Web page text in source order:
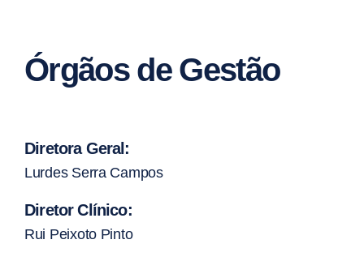
Órgãos de Gestão
Diretora Geral:
Lurdes Serra Campos
Diretor Clínico:
Rui Peixoto Pinto